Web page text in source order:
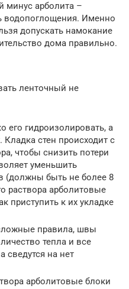
минус арболита –
водопоглощения. Именно
допускать намокание
дома правильно.
ленточный не
его гидроизолировать, а
стен происходит с
чтобы снизить потери
уменьшить
(должны быть не более 8
раствора арболитовые
приступить к их укладке
правила, швы
тепла и все
сведутся на нет
арболитовые блоки